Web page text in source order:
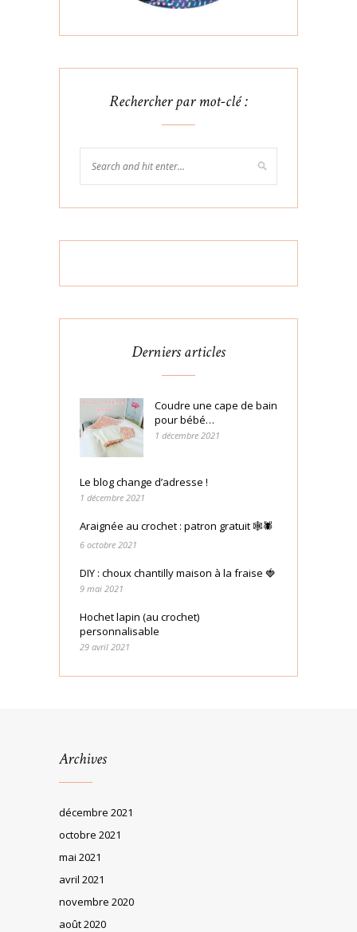
Rechercher par mot-clé :
Derniers articles
Coudre une cape de bain
pour bébé…
1 décembre 2021
Le blog change d’adresse !
1 décembre 2021
Araignée au crochet : patron gratuit 🕸🕷
6 octobre 2021
DIY : choux chantilly maison à la fraise 🍓
9 mai 2021
Hochet lapin (au crochet)
personnalisable
29 avril 2021
Archives
décembre 2021
octobre 2021
mai 2021
avril 2021
novembre 2020
août 2020